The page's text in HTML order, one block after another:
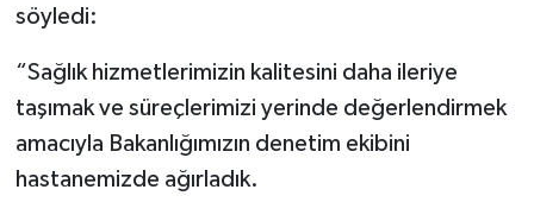
söyledi:
“Sağlık hizmetlerimizin kalitesini daha ileriye
taşımak ve süreçlerimizi yerinde değerlendirmek
amacıyla Bakanlığımızın denetim ekibini
hastanemizde ağırladık.